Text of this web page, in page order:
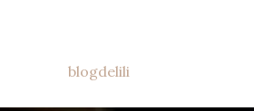
blogdelili